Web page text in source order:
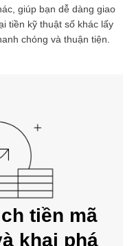
giúp bạn dễ dàng giao
tiền kỹ thuật số khác lấy
chóng và thuận tiện.
tiền mã
khai phá